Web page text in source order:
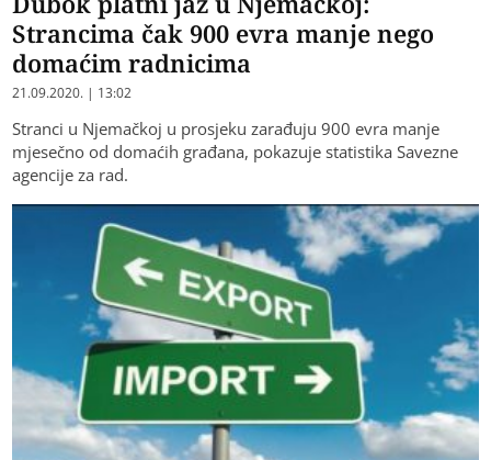
Strancima čak 900 evra manje nego
domaćim radnicima
21.09.2020. | 13:02
Stranci u Njemačkoj u prosjeku zarađuju 900 evra manje
mjesečno od domaćih građana, pokazuje statistika Savezne
agencije za rad.